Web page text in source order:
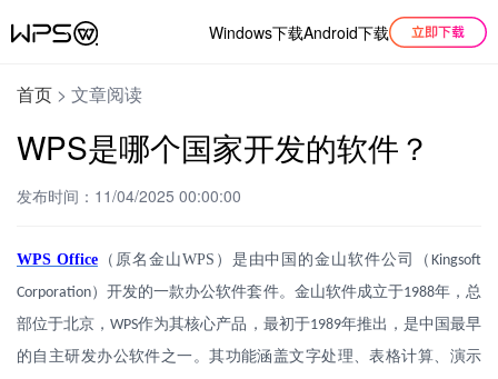
Windows下载Android下载
首页 > 文章阅读
WPS是哪个国家开发的软件？
发布时间：11/04/2025 00:00:00
WPS Office（原名金山WPS ）是由中国的金山软件公司（Kingsoft
Corporation）开发的一款办公软件套件。金山软件成立于1988年，总
部位于北京，WPS作为其核心产品，最初于1989年推出，是中国最早
的自主研发办公软件之一。其功能涵盖文字处理、表格计算、演示